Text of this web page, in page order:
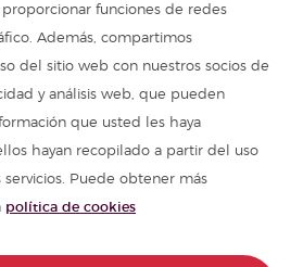
español
funciones de redes
Además, compartimos
del sitio web con nuestros socios de
y análisis web, que pueden
que usted les haya
hayan recopilado a partir del uso
Puede obtener más
política de cookies